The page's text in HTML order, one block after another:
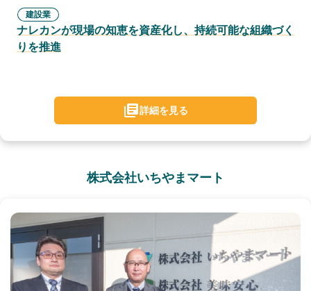
建設業
ナレカンが現場の知恵を資産化し、持続可能な組織づく
りを推進
詳細を見る
株式会社いちやまマート